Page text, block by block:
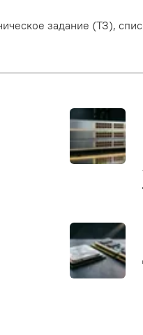
задание (ТЗ),